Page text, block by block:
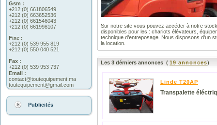
Gsm :
+212 (0) 661806549
+212 (0) 663652536
+212 (0) 661546043
+212 (0) 661998107
Fixe :
+212 (0) 539 955 819
+212 (0) 550 040 521
Fax :
+212 (0) 539 953 737
Email :
contact@toutequipement.ma
toutequipement@gmail.com
Publicités
Sur notre site vous pouvez accéder à notre
disponibles pour les : chariots élévateurs,
technique d’entreposage. Nous disposons d'un
la location.
Les 3 dérniers annonces ( 19 annonces)
Linde T20AP
Transpalette